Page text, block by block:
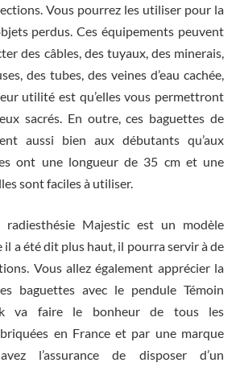
Vous pourrez les utiliser pour la
perdus. Ces équipements peuvent
des câbles, des tuyaux, des minerais,
des tubes, des veines d’eau cachée,
utilité est qu’elles vous permettront
sacrés. En outre, ces baguettes de
aussi bien aux débutants qu’aux
ont une longueur de 35 cm et une
sont faciles à utiliser.
radiesthésie Majestic est un modèle
il a été dit plus haut, il pourra servir à de
Vous allez également apprécier la
baguettes avec le pendule Témoin
va faire le bonheur de tous les
en France et par une marque
l’assurance de disposer d’un